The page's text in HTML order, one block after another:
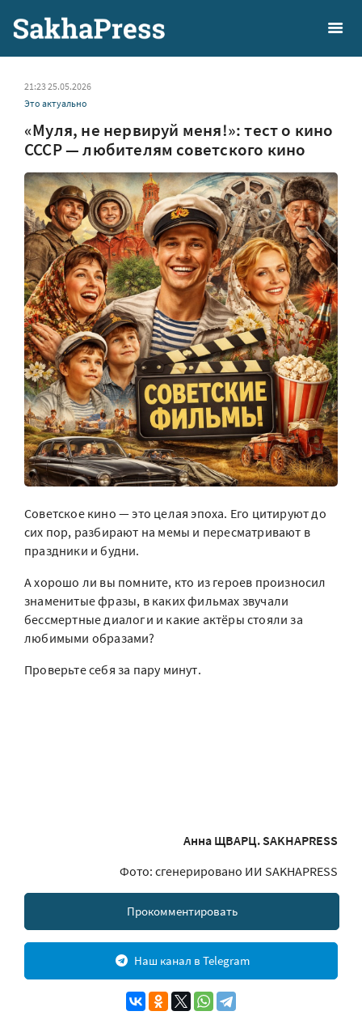
21:23 25.05.2026
Это актуально
«Муля, не нервируй меня!»: тест о кино
СССР — любителям советского кино
Советское кино — это целая эпоха. Его цитируют до
сих пор, разбирают на мемы и пересматривают в
праздники и будни.
А хорошо ли вы помните, кто из героев произносил
знаменитые фразы, в каких фильмах звучали
бессмертные диалоги и какие актёры стояли за
любимыми образами?
Проверьте себя за пару минут.
Анна ЩВАРЦ. SAKHAPRESS
Фото: сгенерировано ИИ SAKHAPRESS
Прокомментировать
Наш канал в Telegram